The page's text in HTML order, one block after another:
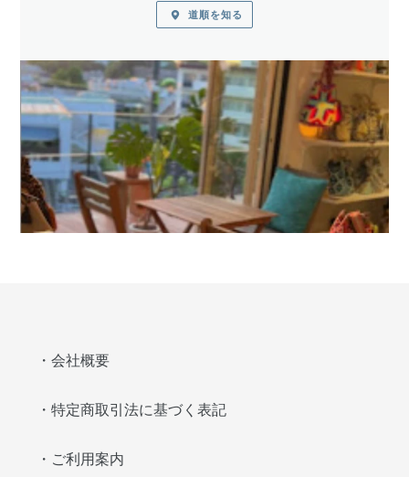
道順を知る
・会社概要
・特定商取引法に基づく表記
・ご利用案内